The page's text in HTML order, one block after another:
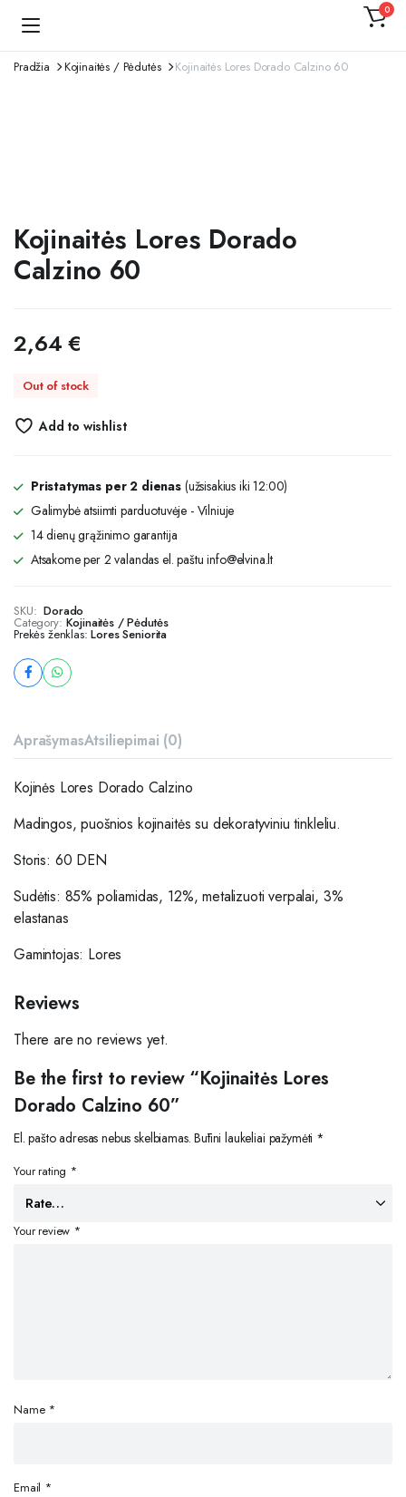
0
Pradžia Kojinaitės / Pėdutės Kojinaitės Lores Dorado Calzino 60
Kojinaitės Lores Dorado
Calzino 60
2,64€
Out of stock
Add to wishlist
Pristatymas per 2 dienas (užsisakius iki 12:00)
Galimybė atsiimti parduotuvėje - Vilniuje
14 dienų grąžinimo garantija
Atsakome per 2 valandas el. paštu info@elvina.lt
SKU: Dorado
Category: Kojinaitės / Pėdutės
Prekės ženklas:Lores Seniorita
AprašymasAtsiliepimai (0)
Kojinės Lores Dorado Calzino
Madingos, puošnios kojinaitės su dekoratyviniu tinkleliu.
Storis: 60 DEN
Sudėtis: 85% poliamidas, 12%, metalizuoti verpalai, 3%
elastanas
Gamintojas: Lores
Reviews
There are no reviews yet.
Be the first to review “Kojinaitės Lores
Dorado Calzino 60”
El. pašto adresas nebus skelbiamas. Būtini laukeliai pažymėti *
Your rating *
Your review *
Name *
Email *